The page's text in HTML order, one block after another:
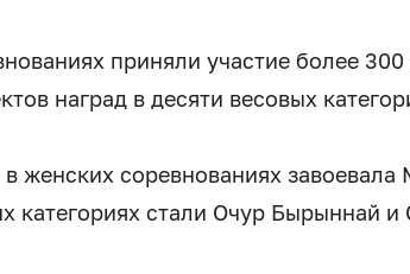
приняли участие более
наград в десяти весовых
в женских соревнованиях
категориях стали Очур Бырыннай